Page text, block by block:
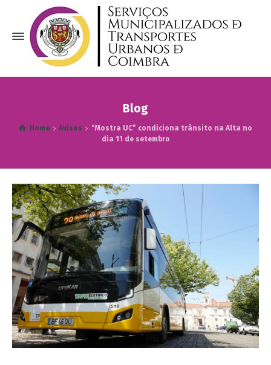
Blog
Home Avisos
“Mostra UC” condiciona trânsito na Alta no
dia 11 de setembro